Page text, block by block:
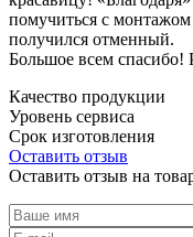
помучиться с
получился отменный.
Большое всем спасибо!
Качество продукции
Уровень сервиса
Срок изготовления
Оставить отзыв
Оставить отзыв на